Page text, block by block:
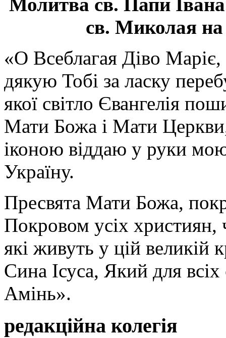
св. Миколая на
«О Всеблагая Діво
дякую Тобі за ласку
якої світло Євангелія
Мати Божа і Мати
іконою віддаю у руки
Україну.
Пресвята Мати Божа,
Покровом усіх християн,
які живуть у цій великій
Сина Ісуса, Який для
Амінь».
редакційна колегія